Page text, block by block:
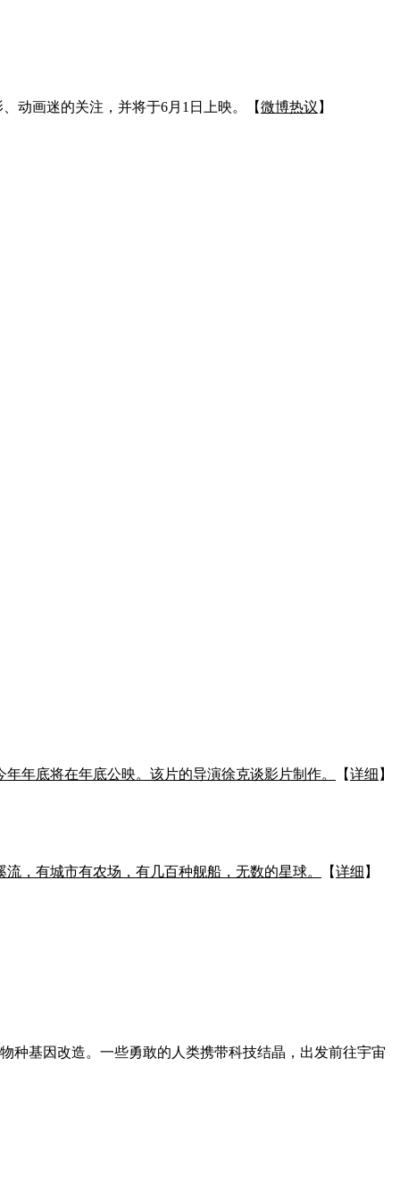
动画迷的关注，并将于6月1日上映。【微博热议 】
年底将在年底公映。该片的导演徐克谈影片制作。 【详细 】
，有城市有农场，有几百种舰船，无数的星球。 【详细 】
种基因改造。一些勇敢的人类携带科技结晶，出发前往宇宙